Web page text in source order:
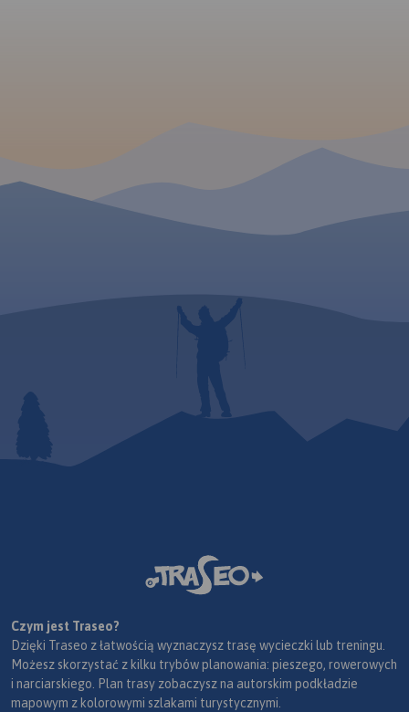
Czym jest Traseo?
Dzięki Traseo z łatwością wyznaczysz trasę wycieczki lub treningu.
Możesz skorzystać z kilku trybów planowania: pieszego, rowerowych
i narciarskiego. Plan trasy zobaczysz na autorskim podkładzie
mapowym z kolorowymi szlakami turystycznymi.